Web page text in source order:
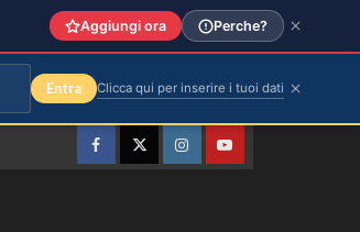
FacebookTwitterInstagramYouTube
Aggiungi ora Perche?
Entra Clicca qui per inserire i tuoi dati